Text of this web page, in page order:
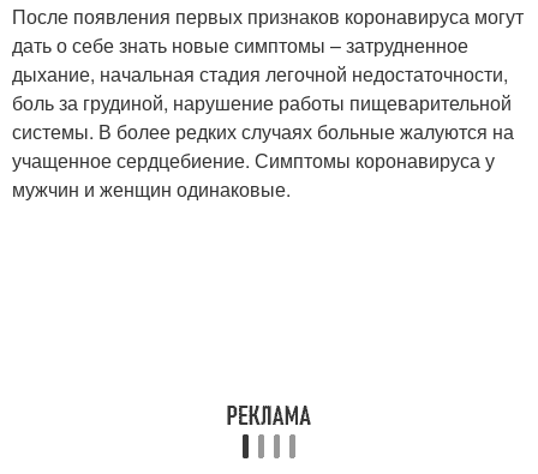
После появления первых признаков коронавируса могут
дать о себе знать новые симптомы – затрудненное
дыхание, начальная стадия легочной недостаточности,
боль за грудиной, нарушение работы пищеварительной
системы. В более редких случаях больные жалуются на
учащенное сердцебиение. Симптомы коронавируса у
мужчин и женщин одинаковые.